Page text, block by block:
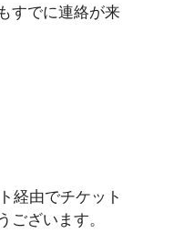
すでに連絡が来
経由でチケット
ございます。